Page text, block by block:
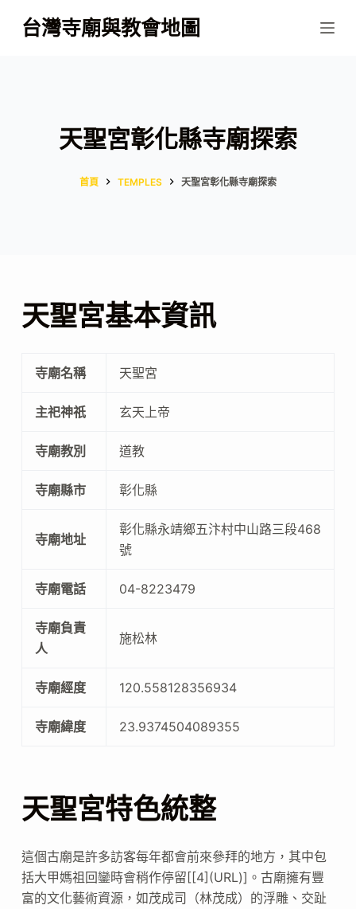
跳
至
台灣寺廟與教會地圖
天聖宮彰化縣寺廟探索
首頁 TEMPLES 天聖宮彰化縣寺廟探索
天聖宮基本資訊
寺廟名稱 天聖宮
主祀神祇 玄天上帝
寺廟教別 道教
寺廟縣市 彰化縣
寺廟地址
彰化縣永靖鄉五汴村中山路三段468
號
寺廟電話 04-8223479
寺廟負責
人
施松林
寺廟經度 120.558128356934
寺廟緯度 23.9374504089355
天聖宮特色統整
這個古廟是許多訪客每年都會前來參拜的地方，其中包
括大甲媽祖回鑾時會稍作停留[[4](URL)]。古廟擁有豐
富的文化藝術資源，如茂成司（林茂成）的浮雕、交趾